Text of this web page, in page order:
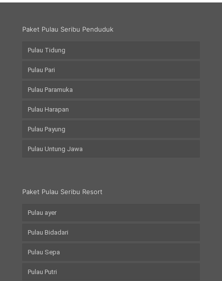
Paket Pulau Seribu Penduduk
Pulau Tidung
Pulau Pari
Pulau Paramuka
Pulau Harapan
Pulau Payung
Pulau Untung Jawa
Paket Pulau Seribu Resort
Pulau ayer
Pulau Bidadari
Pulau Sepa
Pulau Putri